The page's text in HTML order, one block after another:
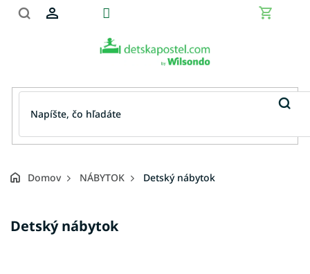
Domov NÁBYTOK Detský nábytok
Detský nábytok